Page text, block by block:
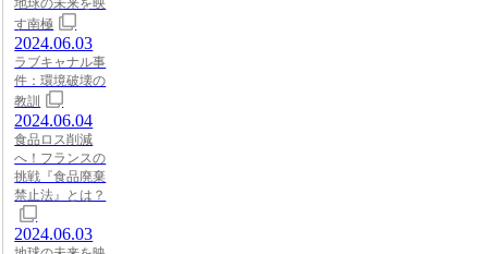
地球の未来を映
す南極
2024.06.03
ラブキャナル事
件：環境破壊の
教訓
2024.06.04
食品ロス削減
へ！フランスの
挑戦『食品廃棄
禁止法』とは？
2024.06.03